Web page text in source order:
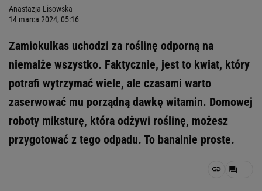
Anastazja Lisowska
14 marca 2024, 05:16
Zamiokulkas uchodzi za roślinę odporną na
niemalże wszystko. Faktycznie, jest to kwiat, który
potrafi wytrzymać wiele, ale czasami warto
zaserwować mu porządną dawkę witamin. Domowej
roboty miksturę, która odżywi roślinę, możesz
przygotować z tego odpadu. To banalnie proste.